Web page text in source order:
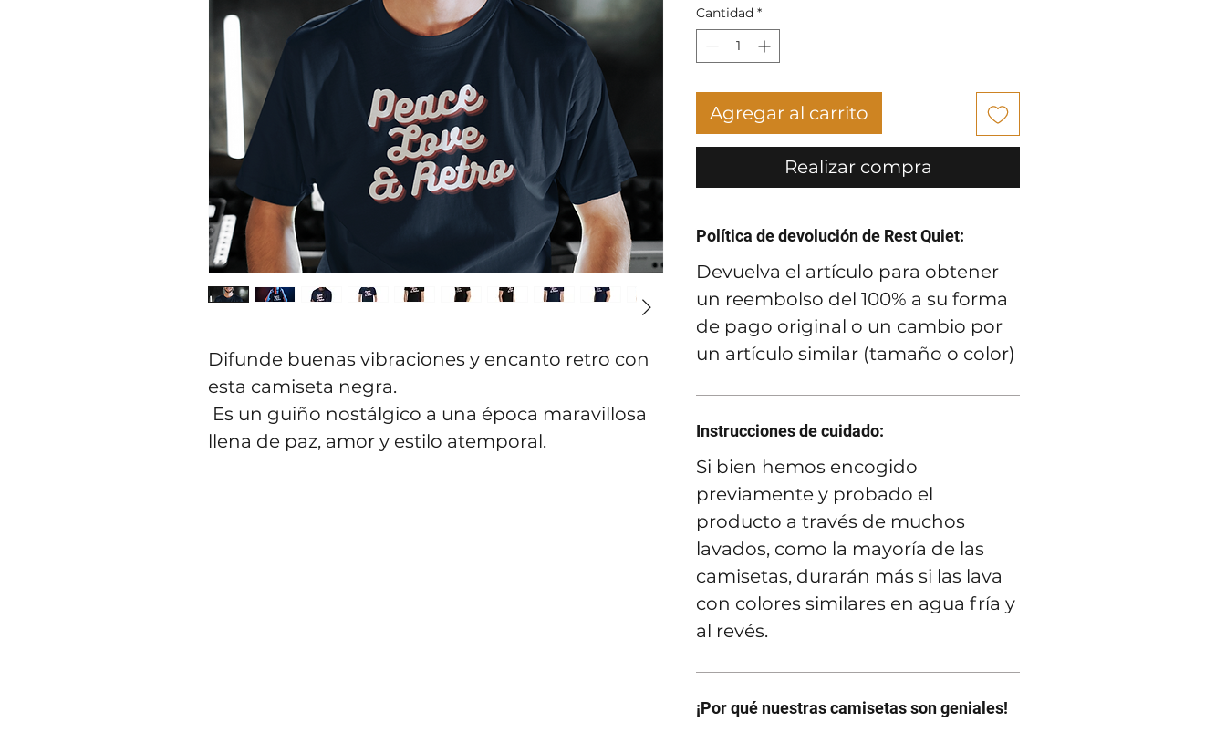
Difunde buenas vibraciones y encanto retro con
esta camiseta negra.
llena de paz, amor y estilo atemporal.
Cantidad *
Agregar al carrito
Realizar compra
Política de devolución de Rest Quiet:
Devuelva el artículo para obtener
un reembolso del 100% a su forma
de pago original o un cambio por
un artículo similar (tamaño o color)
Instrucciones de cuidado:
Si bien hemos encogido
previamente y probado el
producto a través de muchos
lavados, como la mayoría de las
camisetas, durarán más si las lava
con colores similares en agua fría y
al revés.
¡Por qué nuestras camisetas son geniales!